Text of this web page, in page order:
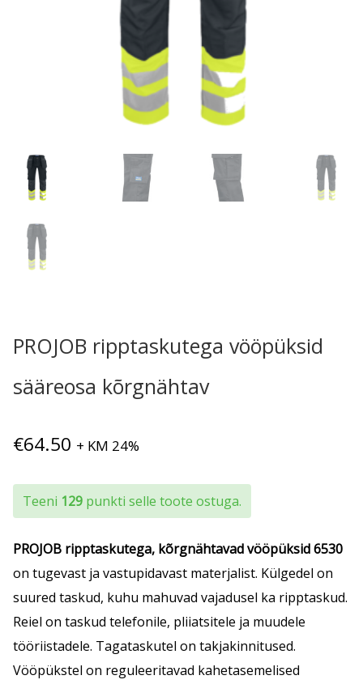
PROJOB ripptaskutega vööpüksid
sääreosa kõrgnähtav
€64.50 + KM 24%
Teeni 129 punkti selle toote ostuga.
PROJOB ripptaskutega, kõrgnähtavad vööpüksid6530
on tugevast ja vastupidavast materjalist. Külgedel on
suured taskud, kuhu mahuvad vajadusel ka ripptaskud.
Reiel on taskud telefonile, pliiatsitele ja muudele
tööriistadele. Tagataskutel on takjakinnitused.
Vööpükstel on reguleeritavad kahetasemelised